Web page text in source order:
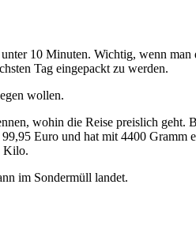
10 Minuten. Wichtig, wenn man
Tag eingepackt zu werden.
wollen.
wohin die Reise preislich geht.
Euro und hat mit 4400 Gramm
Kilo.
im Sondermüll landet.